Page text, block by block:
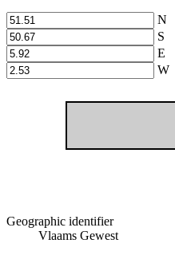
N
S
E
W
Geographic identifier
Vlaams Gewest